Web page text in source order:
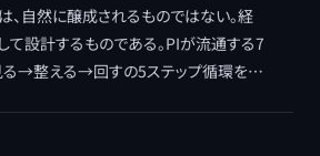
自然に醸成されるものではない。経
て設計するものである。PIが流通する7
る→整える→回すの5ステップ循環を、